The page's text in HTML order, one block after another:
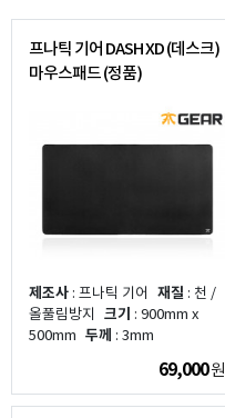
프나틱 기어 DASH XD (데스크)
마우스패드 (정품)
제조사 : 프나틱 기어 재질 : 천 /
올풀림방지 크기 : 900mm x
500mm 두께 : 3mm
69,000원